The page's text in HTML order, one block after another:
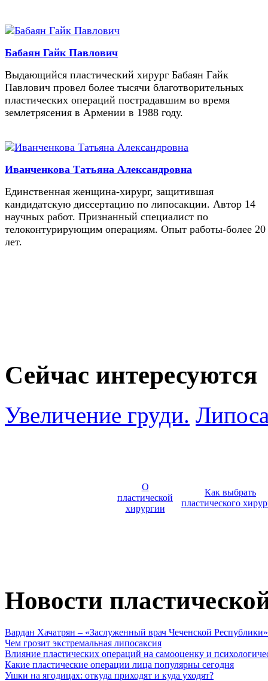
Бабаян Гайк Павлович
Выдающийся пластический хирург Бабаян Гайк
Павлович провел более тысячи благотворительных
пластических операций пострадавшим во время
землетрясения в Армении в 1988 году.
Иванченкова Татьяна Александровна
Единственная женщина-хирург, защитившая
кандидатскую диссертацию по липосакции. Автор 14
научных работ. Признанный специалист по
телоконтурирующим операциям. Опыт работы-более 20
лет.
Сейчас интересуются
Увеличение груди.
О
пластической
хирургии
Как выбрать
пластического
Новости
Вардан Хачатрян – «Заслуженный врач Чеченской Республики»
Чем грозит экстремальная липосаксия
Влияние пластических операций на самооценку и
Какие пластические операции лица популярны сегодня
Ушки на ягодицах: откуда приходят и куда уходят?